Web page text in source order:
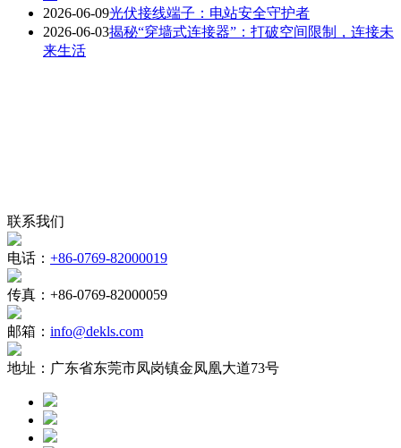
2026-06-09光伏接线端子：电站安全守护者
2026-06-03揭秘“穿墙式连接器”：打破空间限制，连接未
来生活
联系我们
电话： +86-0769-82000019
传真： +86-0769-82000059
邮箱： info@dekls.com
地址： 广东省东莞市凤岗镇金凤凰大道73号